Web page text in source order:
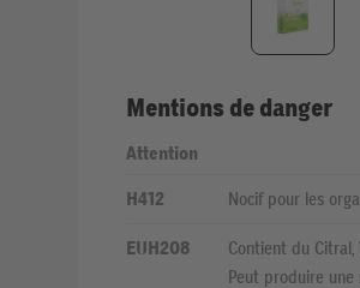
Mentions de danger
Attention
H412 Nocif pour les
EUH208
Contient du Citral,
Peut produire une